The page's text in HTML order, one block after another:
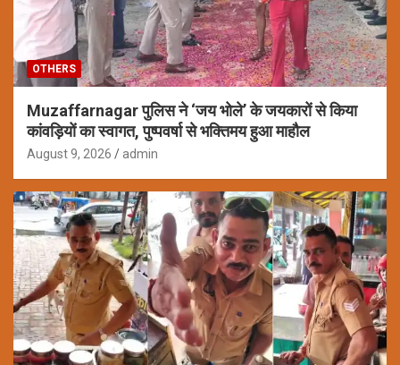
OTHERS
Muzaffarnagar पुलिस ने ‘जय भोले’ के जयकारों से किया
कांवड़ियों का स्वागत, पुष्पवर्षा से भक्तिमय हुआ माहौल
August 9, 2026 admin